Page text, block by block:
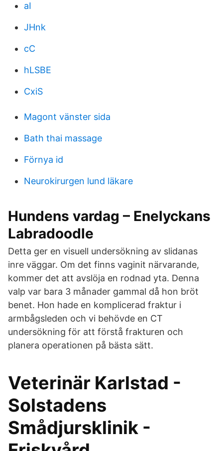
aI
JHnk
cC
hLSBE
CxiS
Magont vänster sida
Bath thai massage
Förnya id
Neurokirurgen lund läkare
Hundens vardag – Enelyckans
Labradoodle
Detta ger en visuell undersökning av slidanas
inre väggar. Om det finns vaginit närvarande,
kommer det att avslöja en rodnad yta. Denna
valp var bara 3 månader gammal då hon bröt
benet. Hon hade en komplicerad fraktur i
armbågsleden och vi behövde en CT
undersökning för att förstå frakturen och
planera operationen på bästa sätt.
Veterinär Karlstad -
Solstadens
Smådjursklinik -